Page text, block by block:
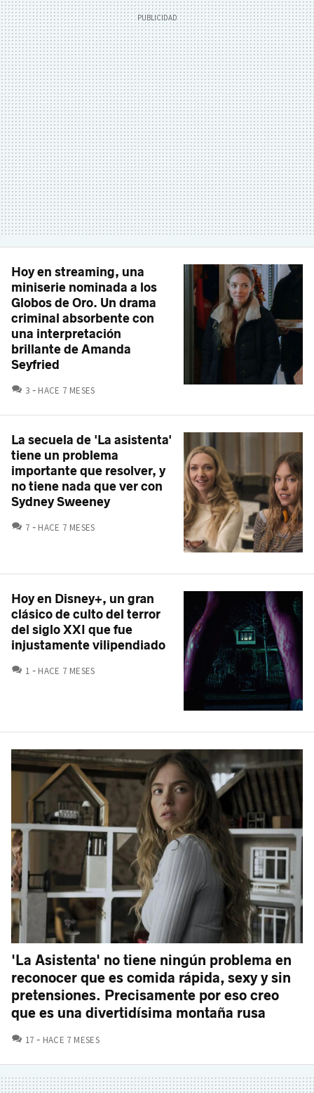
Hoy en streaming, una
miniserie nominada a los
Globos de Oro. Un drama
criminal absorbente con
una interpretación
brillante de Amanda
Seyfried
3 COMENTARIOS
HACE 7 MESES
La secuela de 'La asistenta'
tiene un problema
importante que resolver, y
no tiene nada que ver con
Sydney Sweeney
7 COMENTARIOS
HACE 7 MESES
Hoy en Disney+, un gran
clásico de culto del terror
del siglo XXI que fue
injustamente vilipendiado
1 COMENTARIOS
HACE 7 MESES
'La Asistenta' no tiene ningún problema en
reconocer que es comida rápida, sexy y sin
pretensiones. Precisamente por eso creo
que es una divertidísima montaña rusa
17 COMENTARIOS
HACE 7 MESES